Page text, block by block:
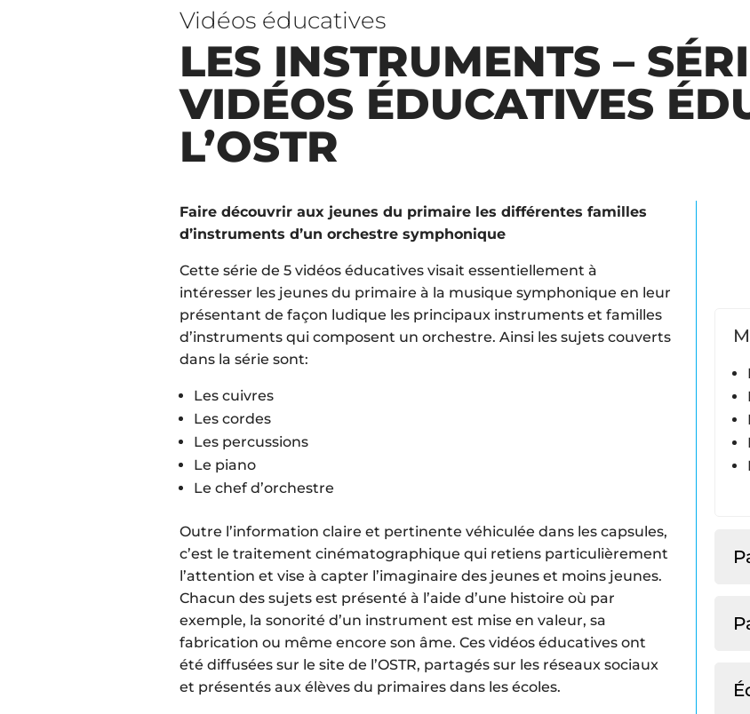
Vidéos éducatives
LES INSTRUMENTS –
VIDÉOS ÉDUCATIVES
L’OSTR
Faire découvrir aux jeunes du primaire les différentes familles
d’instruments d’un orchestre symphonique
Cette série de 5 vidéos éducatives visait essentiellement à
intéresser les jeunes du primaire à la musique symphonique en leur
présentant de façon ludique les principaux instruments et familles
d’instruments qui composent un orchestre. Ainsi les sujets couverts
dans la série sont:
Les cuivres
Les cordes
Les percussions
Le piano
Le chef d’orchestre
Outre l’information claire et pertinente véhiculée dans les capsules,
c’est le traitement cinématographique qui retiens particulièrement
l’attention et vise à capter l’imaginaire des jeunes et moins jeunes.
Chacun des sujets est présenté à l’aide d’une histoire où par
exemple, la sonorité d’un instrument est mise en valeur, sa
fabrication ou même encore son âme. Ces vidéos éducatives ont
été diffusées sur le site de l’OSTR, partagés sur les réseaux sociaux
et présentés aux élèves du primaires dans les écoles.